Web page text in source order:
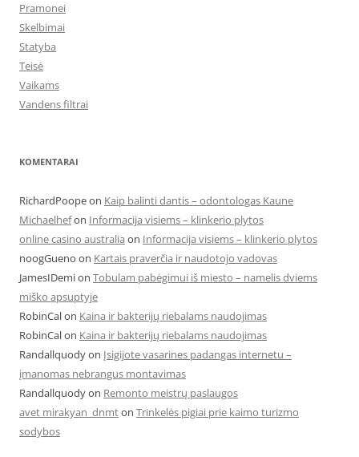
Pramonei
Skelbimai
Statyba
Teisė
Vaikams
Vandens filtrai
KOMENTARAI
RichardPoopeon Kaip balinti dantis – odontologas Kaune
Michaelhefon Informacija visiems – klinkerio plytos
online casino australia on Informacija visiems – klinkerio plytos
noogGueno on Kartais praverčia ir naudotojo vadovas
JamesIDemion Tobulam pabėgimui iš miesto – namelis dviems
miško apsuptyje
RobinCalon Kaina ir bakterijų riebalams naudojimas
RobinCalon Kaina ir bakterijų riebalams naudojimas
Randallquodyon Įsigijote vasarines padangas internetu –
įmanomas nebrangus montavimas
Randallquodyon Remonto meistrų paslaugos
avet mirakyan_dnmton Trinkelės pigiai prie kaimo turizmo
sodybos